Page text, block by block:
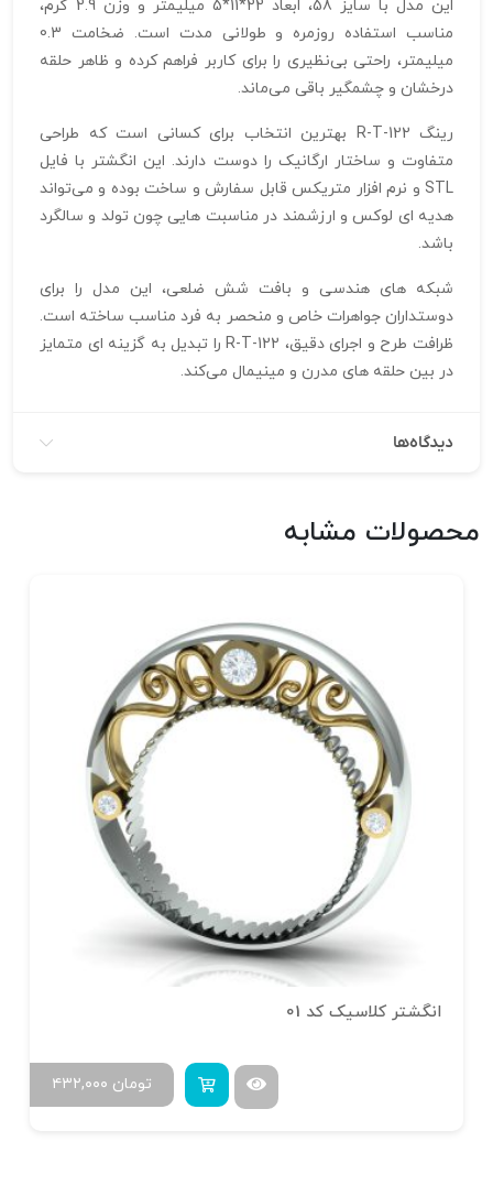
این مدل با سایز 58، ابعاد 22*11*5 میلیمتر و وزن 2.9 گرم،
مناسب استفاده روزمره و طولانی‌ مدت است. ضخامت 0.3
میلیمتر، راحتی بی‌نظیری را برای کاربر فراهم کرده و ظاهر حلقه
درخشان و چشمگیر باقی می‌ماند.
رینگ R-T-122 بهترین انتخاب برای کسانی است که طراحی
متفاوت و ساختار ارگانیک را دوست دارند. این انگشتر با فایل
STL و نرم‌ افزار متریکس قابل سفارش و ساخت بوده و می‌تواند
هدیه‌ ای لوکس و ارزشمند در مناسبت‌ هایی چون تولد و سالگرد
باشد.
شبکه‌ های هندسی و بافت شش‌ ضلعی، این مدل را برای
دوستداران جواهرات خاص و منحصر به‌ فرد مناسب ساخته است.
ظرافت طرح و اجرای دقیق، R-T-122 را تبدیل به گزینه‌ ای متمایز
در بین حلقه‌ های مدرن و مینیمال می‌کند.
دیدگاه‌ها
محصولات مشابه
انگشتر کلاسیک کد 01
۴۳۲,۰۰۰ تومان